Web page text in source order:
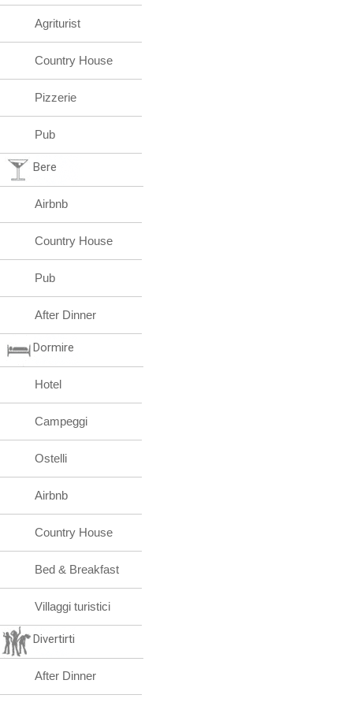
Agriturist
Country House
Pizzerie
Pub
Bere
Airbnb
Country House
Pub
After Dinner
Dormire
Hotel
Campeggi
Ostelli
Airbnb
Country House
Bed & Breakfast
Villaggi turistici
Divertirti
After Dinner